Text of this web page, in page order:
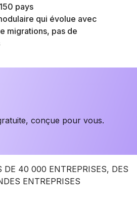
pays
qui évolue avec
migrations, pas de
conçue pour vous.
DE 40 000 ENTREPRISES, DES
ENTREPRISES